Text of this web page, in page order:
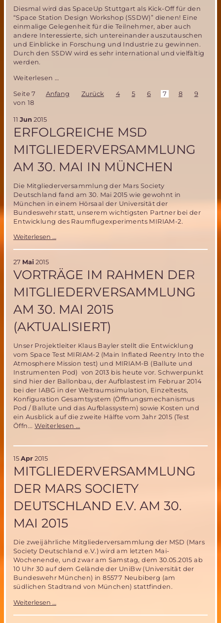
Diesmal wird das SpaceUp Stuttgart als Kick-Off für den
“Space Station Design Workshop (SSDW)” dienen! Eine
einmalige Gelegenheit für die Teilnehmer, aber auch
andere Interessierte, sich untereinander auszutauschen
und Einblicke in Forschung und Industrie zu gewinnen.
Durch den SSDW wird es sehr international und vielfältig
werden.
Weiterlesen …
Stuttgart
meet
Seite 7
von 18
Anfang Zurück 4 5 6 7 8 9
11 Jun 2015
ERFOLGREICHE MSD
MITGLIEDERVERSAMMLUNG
AM 30. MAI IN MÜNCHEN
Die Mitgliederversammlung der Mars Society
Deutschland fand am 30. Mai 2015 wie gewohnt in
München in einem Hörsaal der Universität der
Bundeswehr statt, unserem wichtigsten Partner bei der
Entwicklung des Raumflugexperiments MIRIAM-2.
Weiterlesen …
30.
Mai
in
München
27 Mai 2015
VORTRÄGE IM RAHMEN DER
MITGLIEDERVERSAMMLUNG
AM 30. MAI 2015
(AKTUALISIERT)
Unser Projektleiter Klaus Bayler stellt die Entwicklung
vom Space Test MIRIAM-2 (Main Inflated Reentry Into the
Atmosphere Mission test) und MIRIAM-B (Ballute und
Instrumenten Pod) von 2013 bis heute vor. Schwerpunkt
sind hier der Ballonbau, der Aufblastest im Februar 2014
bei der IABG in der Weltraumsimulation, Einzeltests,
Konfiguration Gesamtsystem (Öffnungsmechanismus
Pod / Ballute und das Aufblassystem) sowie Kosten und
ein Ausblick auf die zweite Hälfte vom Jahr 2015 (Test
Öffn...Weiterlesen …
am
Mai
(aktualisiert)
15 Apr 2015
MITGLIEDERVERSAMMLUNG
DER MARS SOCIETY
DEUTSCHLAND E.V. AM 30.
MAI 2015
Die zweijährliche Mitgliederversammlung der MSD (Mars
Society Deutschland e.V.) wird am letzten Mai-
Wochenende, und zwar am Samstag, dem 30.05.2015 ab
10 Uhr 30 auf dem Gelände der UniBw (Universität der
Bundeswehr München) in 85577 Neubiberg (am
südlichen Stadtrand von München) stattfinden.
Weiterlesen …